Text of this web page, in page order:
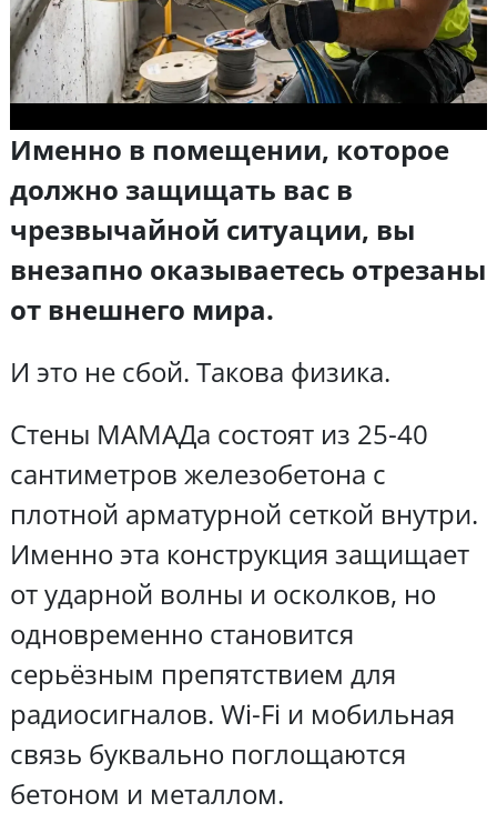
Именно в помещении, которое
должно защищать вас в
чрезвычайной ситуации, вы
внезапно оказываетесь отрезаны
от внешнего мира.
И это не сбой. Такова физика.
Стены МАМАДа состоят из 25-40
сантиметров железобетона с
плотной арматурной сеткой внутри.
Именно эта конструкция защищает
от ударной волны и осколков, но
одновременно становится
серьёзным препятствием для
радиосигналов. Wi-Fi и мобильная
связь буквально поглощаются
бетоном и металлом.